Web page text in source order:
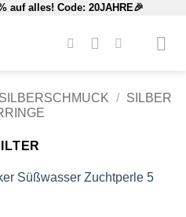
auf alles! Code: 20JAHRE🎉
SILBERSCHMUCK / SILBER